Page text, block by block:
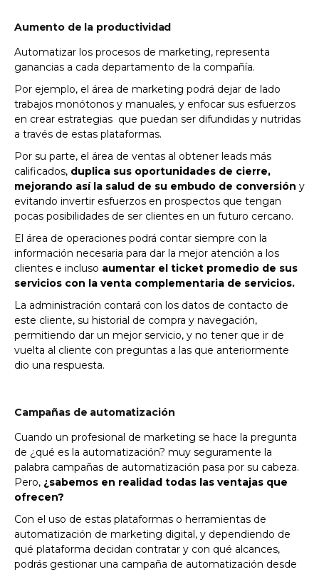
Aumento de la productividad
Automatizar los procesos de marketing, representa
ganancias a cada departamento de la compañía.
Por ejemplo, el área de marketing podrá dejar de lado
trabajos monótonos y manuales, y enfocar sus esfuerzos
en crear estrategias que puedan ser difundidas y nutridas
a través de estas plataformas.
Por su parte, el área de ventas al obtener leads más
calificados, duplica sus oportunidades de cierre,
mejorando así la salud de su embudo de conversión y
evitando invertir esfuerzos en prospectos que tengan
pocas posibilidades de ser clientes en un futuro cercano.
El área de operaciones podrá contar siempre con la
información necesaria para dar la mejor atención a los
clientes e incluso aumentar el ticket promedio de sus
servicios con la venta complementaria de servicios.
La administración contará con los datos de contacto de
este cliente, su historial de compra y navegación,
permitiendo dar un mejor servicio, y no tener que ir de
vuelta al cliente con preguntas a las que anteriormente
dio una respuesta.
Campañas de automatización
Cuando un profesional de marketing se hace la pregunta
de ¿qué es la automatización? muy seguramente la
palabra campañas de automatización pasa por su cabeza.
Pero, ¿sabemos en realidad todas las ventajas que
ofrecen?
Con el uso de estas plataformas o herramientas de
automatización de marketing digital, y dependiendo de
qué plataforma decidan contratar y con qué alcances,
podrás gestionar una campaña de automatización desde